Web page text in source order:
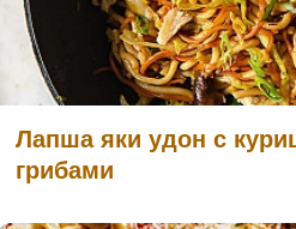
Лапша яки удон с
грибами